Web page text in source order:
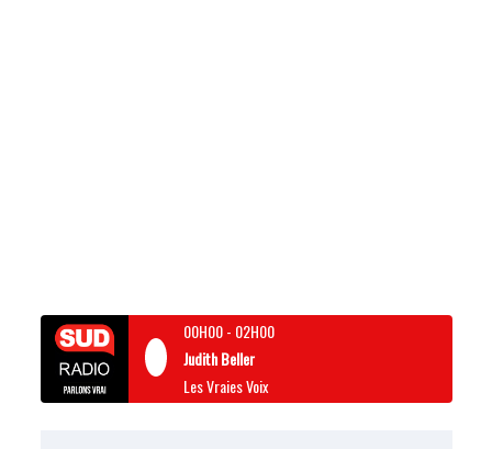
00H00- 02H00
Judith Beller
Les Vraies Voix